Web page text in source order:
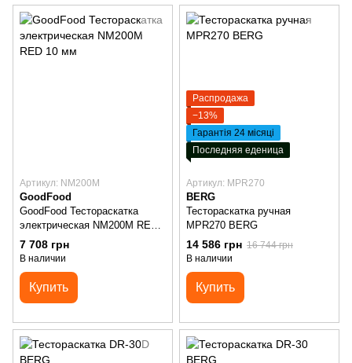
Артикул: NM200M
GoodFood
GoodFood Тестораскатка
электрическая NM200M RED
10 мм
7 708 грн
В наличии
Купить
Распродажа
−13%
Гарантія 24 місяці
Последняя еденица
Артикул: MPR270
BERG
Тестораскатка ручная
MPR270 BERG
14 586 грн 16 744 грн
В наличии
Купить